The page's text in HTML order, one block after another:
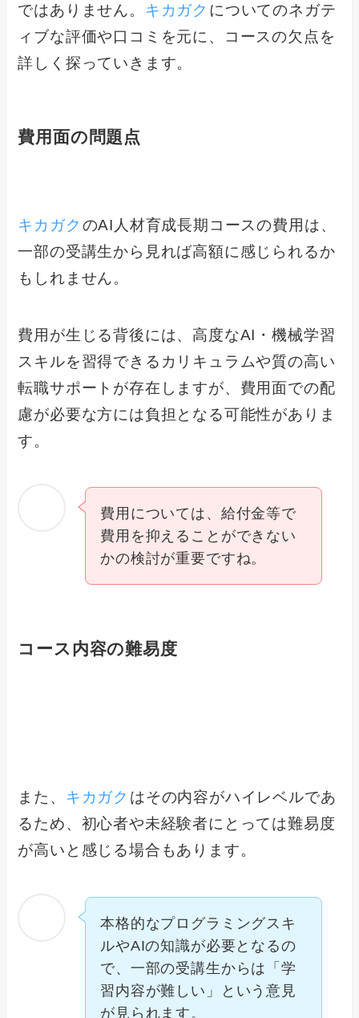
ではありません。
キカガク についてのネガテ
ィブな評価や口コミを元に、コースの欠点を
詳しく探っていきます。
費用面の問題点
キカガク のAI人材育成長期コースの費用は、
一部の受講生から見れば高額に感じられるか
もしれません。
費用が生じる背後には、高度なAI・機械学習
スキルを習得できるカリキュラムや質の高い
転職サポートが存在しますが、費用面での配
慮が必要な方には負担となる可能性がありま
す。
費用については、給付金等で
費用を抑えることができない
かの検討が重要ですね。
コース内容の難易度
また、 キカガク はその内容がハイレベルであ
るため、初心者や未経験者にとっては難易度
が高いと感じる場合もあります。
本格的なプログラミングスキ
ルやAIの知識が必要となるの
で、一部の受講生からは「学
習内容が難しい」という意見
が見られます。